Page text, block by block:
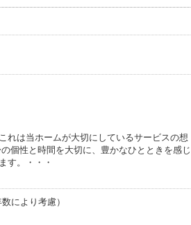
れは当ホームが大切にしているサービスの想
個性と時間を大切に、豊かなひとときを感じ
す。・・・
により考慮）